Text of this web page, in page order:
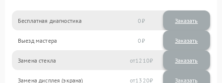
Бесплатная диагностика 0 Заказать
Выезд мастера 0 Заказать
Замена стекла 1210
Замена дисплея (экрана) 1320